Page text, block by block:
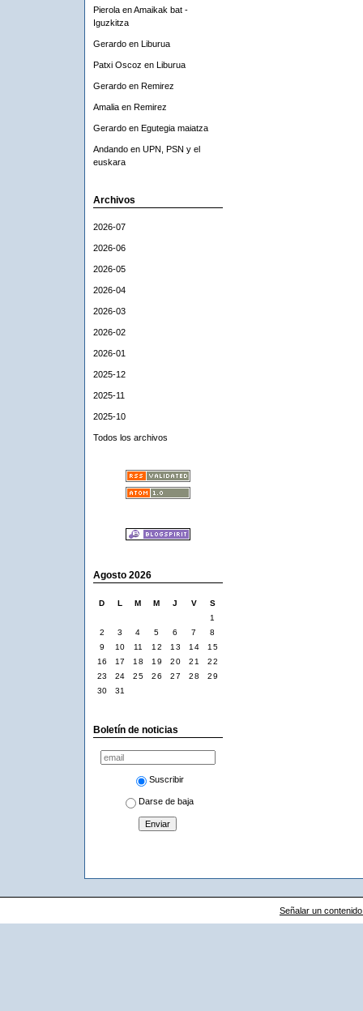
PierolaenAmaikak bat -
Iguzkitza
Gerardoen Liburua
Patxi Oscoz en Liburua
Gerardoen Remirez
Amaliaen Remirez
Gerardoen Egutegia maiatza
Andandoen UPN, PSN y el
euskara
Archivos
2026-07
2026-06
2026-05
2026-04
2026-03
2026-02
2026-01
2025-12
2025-11
2025-10
Todos los archivos
Agosto 2026
D L M M J V
S
1
2
3 4 5 6 7
8
9
10 11 12 13 14
15
16
17 18 19 20 21
22
23
24 25 26 27 28
29
30
31
Boletín de noticias
Suscribir
Darse de baja
Señalar un